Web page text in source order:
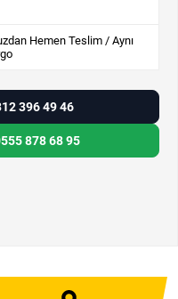
Hemen Teslim / Aynı
396 49 46
878 68 95